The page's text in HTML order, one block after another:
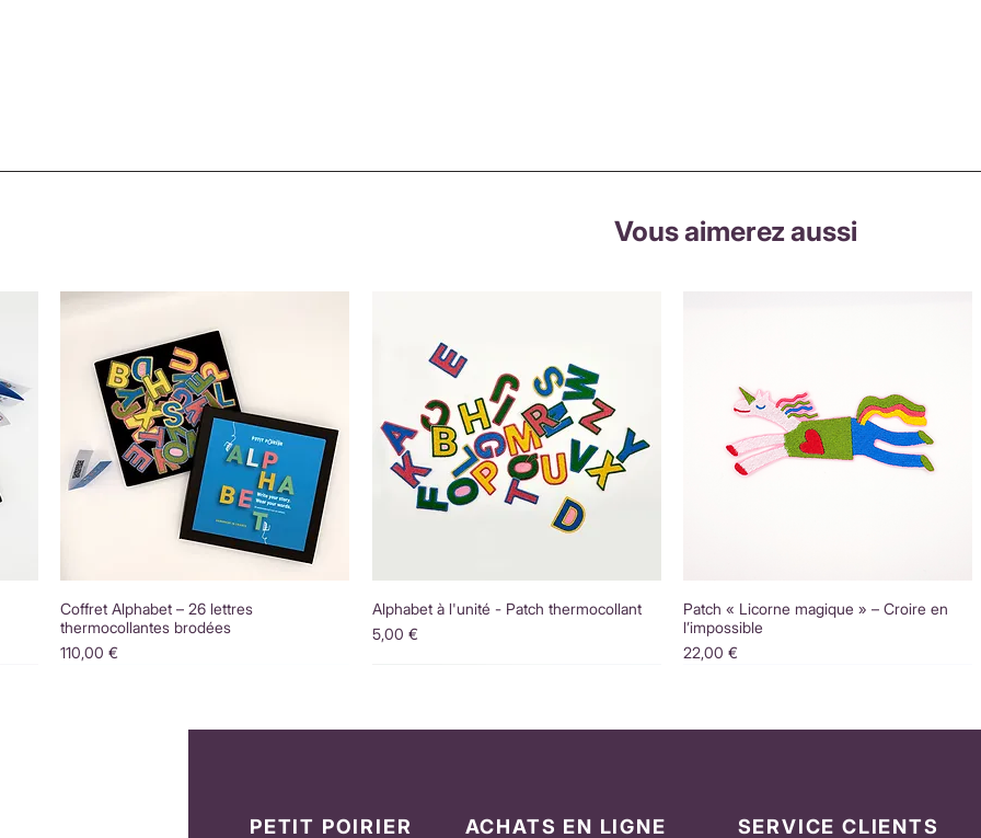
Vous aimerez aussi
Coffret Alphabet – 26 lettres
thermocollantes brodées
Prix
110,00 €
Alphabet à l'unité - Patch thermocollant
Prix
5,00 €
Patch « Licorne magique » – Croire en
l’impossible
Prix
22,00 €
PETIT POIRIER ACHATS EN LIGNE SERVICE CLIENTS